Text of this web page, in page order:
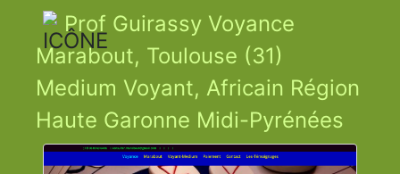
Prof Guirassy Voyance
Marabout, Toulouse (31)
Medium Voyant, Africain Région
Haute Garonne Midi-Pyrénées